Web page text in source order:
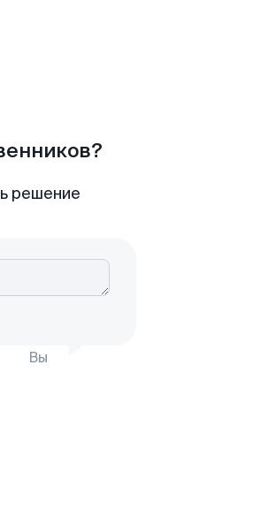
решение
Вы